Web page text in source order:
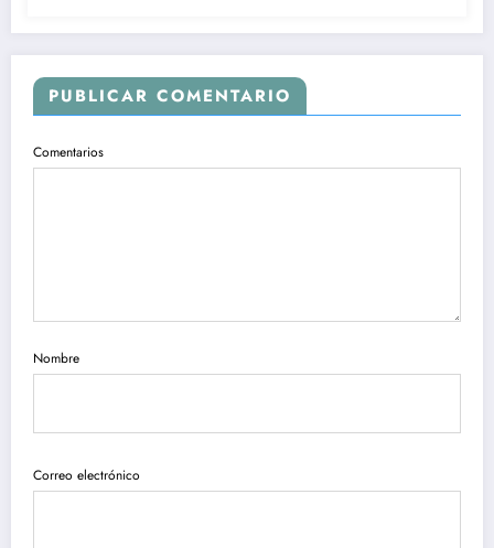
PUBLICAR COMENTARIO
Comentarios
Nombre
Correo electrónico